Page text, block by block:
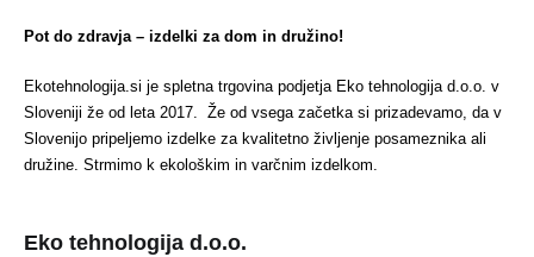
Pot do zdravja – izdelki za dom in družino!
Ekotehnologija.si je spletna trgovina podjetja Eko tehnologija d.o.o. v
Sloveniji že od leta 2017. Že od vsega začetka si prizadevamo, da v
Slovenijo pripeljemo izdelke za kvalitetno življenje posameznika ali
družine. Strmimo k ekološkim in varčnim izdelkom.
Eko tehnologija d.o.o.